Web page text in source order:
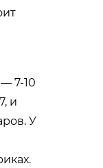
7-10
и
У